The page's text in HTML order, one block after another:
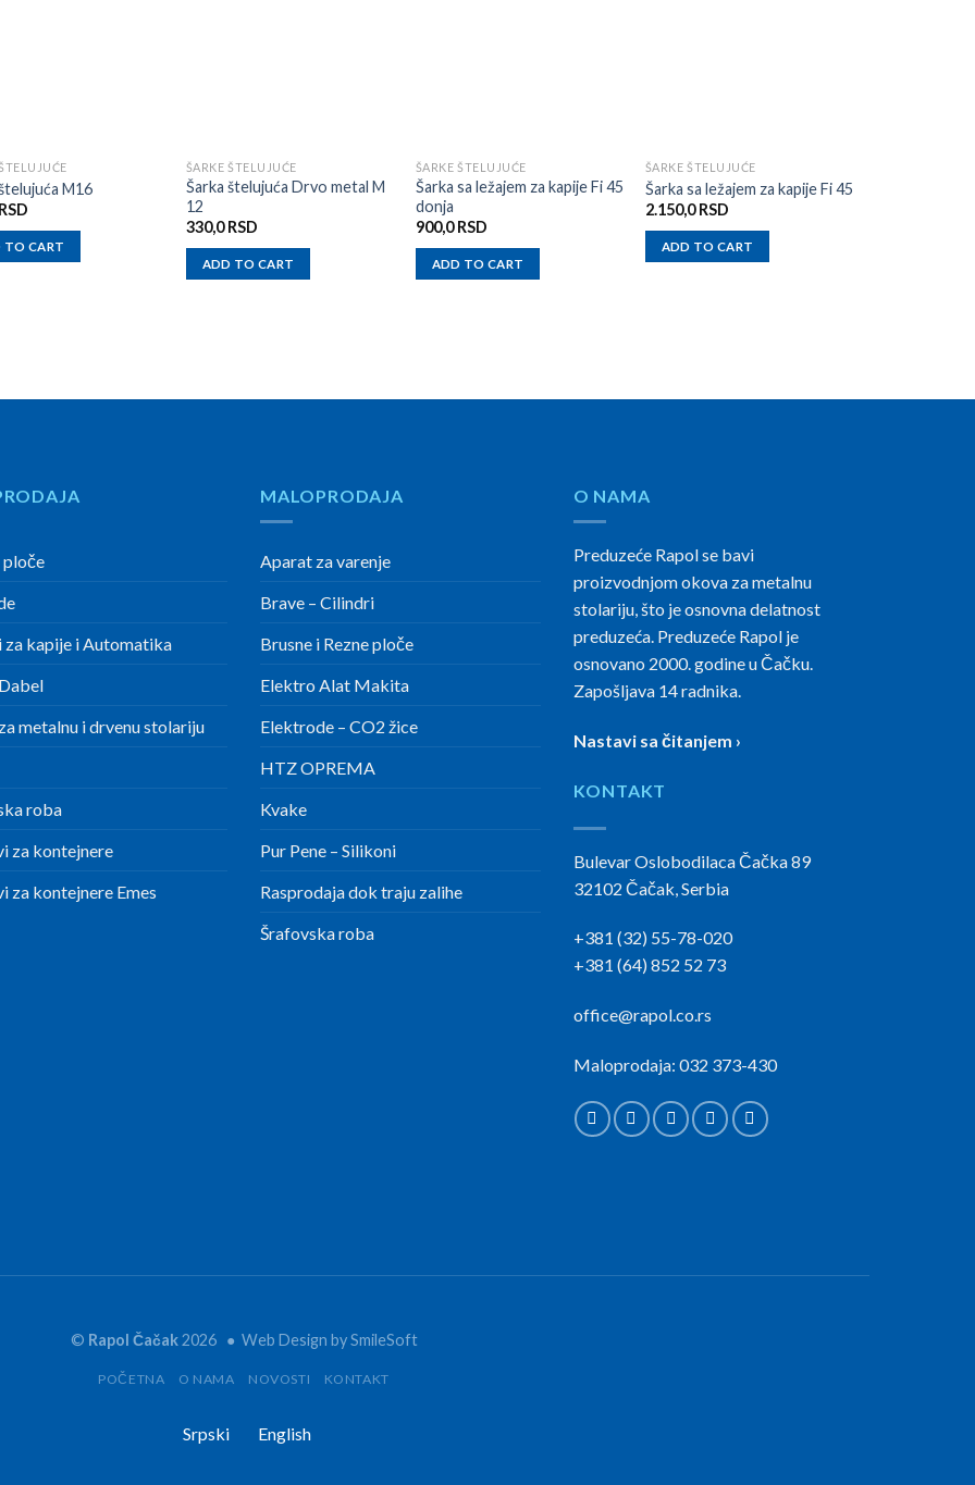
M16
TO CART
ŠARKE ŠTELUJUĆE
Šarka štelujuća Drvo metal M
12
330,0RSD
ADD TO CART
ŠARKE ŠTELUJUĆE
Šarka sa ležajem za kapije Fi 45
donja
900,0RSD
ADD TO CART
ŠARKE ŠTELUJUĆE
Šarka sa ležajem za kapije Fi 45
2.150,0RSD
ADD TO CART
ploče
kapije i Automatika
metalnu i drvenu stolariju
roba
za kontejnere
za kontejnere Emes
MALOPRODAJA
Aparat za varenje
Brave – Cilindri
Brusne i Rezne ploče
Elektro Alat Makita
Elektrode – CO2 žice
HTZ OPREMA
Kvake
Pur Pene – Silikoni
Rasprodaja dok traju zalihe
Šrafovska roba
O NAMA
Preduzeće Rapol se bavi
proizvodnjom okova za metalnu
stolariju, što je osnovna delatnost
preduzeća. Preduzeće Rapol je
osnovano 2000. godine u Čačku.
Zapošljava 14 radnika.
Nastavi sa čitanjem ›
KONTAKT
Bulevar Oslobodilaca Čačka 89
32102 Čačak, Serbia
+381 (32) 55-78-020
+381 (64) 852 52 73
office@rapol.co.rs
Maloprodaja: 032 373-430
© Rapol Čačak2026 ● Web Design bySmileSoft
POČETNA O NAMA NOVOSTI KONTAKT
Srpski English